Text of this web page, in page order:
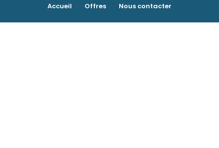
Accueil Offres Nous contacter